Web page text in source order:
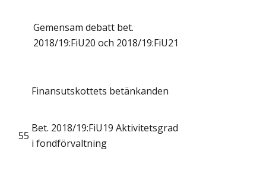
Gemensam debatt bet.
2018/19:FiU20 och 2018/19:FiU21
Finansutskottets betänkanden
55
Bet. 2018/19:FiU19 Aktivitetsgrad
i fondförvaltning